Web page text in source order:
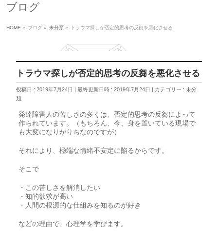
ブログ
HOME » ブログ » 未分類 » トラウマ探しが否定的思考の反芻を悪化させる
トラウマ探しが否定的思考の反芻を悪化させる
投稿日 : 2019年7月24日 最終更新日時 : 2019年7月24日 カテゴリー :未分
類
発達障害人の苦しさの多くは、否定的思考の反芻によって
作られています。（もちろん、今、身を置いている現場で
も大変になりがりちなのですが）
それにより、極端な情緒不安定に陥るからです。
そこで
・この苦しさを解消したい
・知的欲求が高い
・人間の根源的な仕組みを知るのが好き
などの理由で、心理学を学びます。